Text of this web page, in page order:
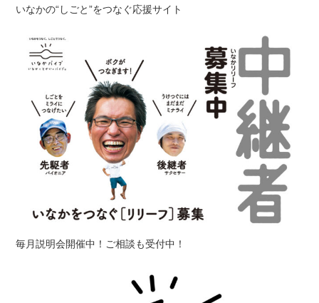
いなかの“しごと”をつなぐ応援サイト
毎月説明会開催中！ご相談も受付中！